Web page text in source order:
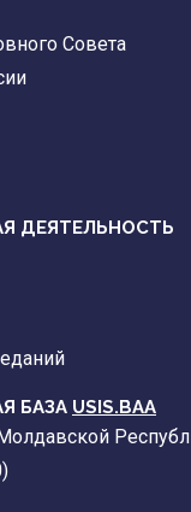
Совета
ДЕЯТЕЛЬНОСТЬ
БАЗА USIS.BAA